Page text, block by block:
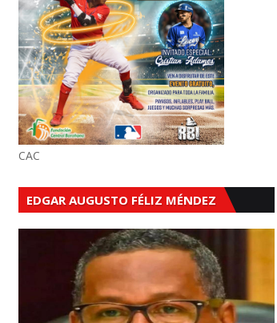
CAC
EDGAR AUGUSTO FÉLIZ MÉNDEZ